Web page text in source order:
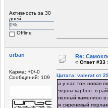
Активность за 30
дней
0%
Offline
urban
Карма: +0/-0
Сообщений: 109
Re:
« Ответ #33 :
Цитата: valerat от
а у нас тож новая
черны карбон в
полный хамелион в
и сиреневый